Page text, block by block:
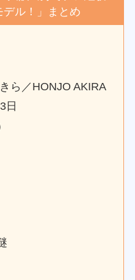
デル！」まとめ
ら／HONJO AKIRA
日